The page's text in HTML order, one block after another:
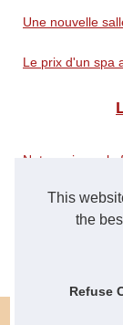
This
the
Refuse
Une nouvelle
Le prix d'un spa
Notre avis sur le
J'ai découvert la
La location de